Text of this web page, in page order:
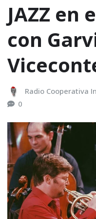
JAZZ en
con
Radio Cooperativa
0